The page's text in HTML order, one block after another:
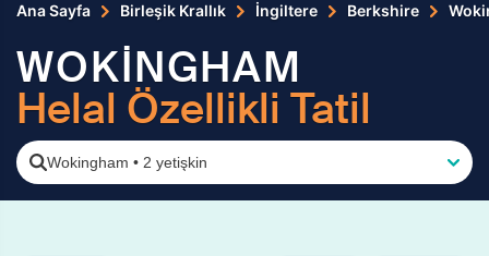
Ana Sayfa Birleşik Krallık İngiltere Berkshire
WOKİNGHAM
Helal Özellikli Tatil
Wokingham • 2 yetişkin